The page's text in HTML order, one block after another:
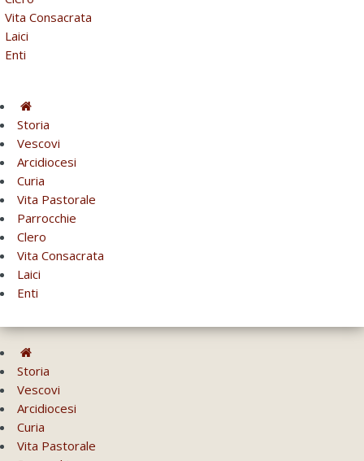
Vita Consacrata
Laici
Enti
Storia
Vescovi
Arcidiocesi
Curia
Vita Pastorale
Parrocchie
Clero
Vita Consacrata
Laici
Enti
Storia
Vescovi
Arcidiocesi
Curia
Vita Pastorale